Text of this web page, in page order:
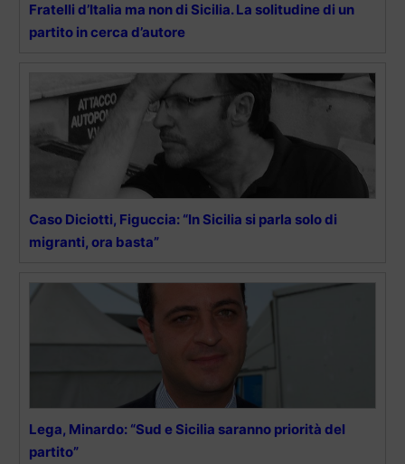
Fratelli d’Italia ma non di Sicilia. La solitudine di un
partito in cerca d’autore
Caso Diciotti, Figuccia: “In Sicilia si parla solo di
migranti, ora basta”
Lega, Minardo: “Sud e Sicilia saranno priorità del
partito”